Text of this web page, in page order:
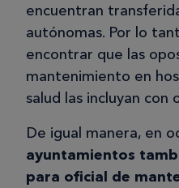
encuentran
autónomas. Por lo
encontrar que las
mantenimiento en
salud las incluyan con
De igual manera, en
ayuntamientos
para oficial de